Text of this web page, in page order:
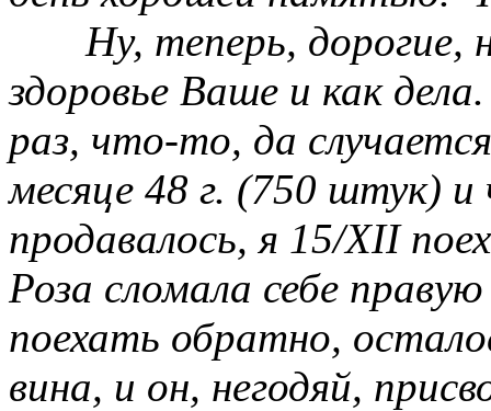
Ну, теперь,
здоровье Ваше и как
раз, что-то, да
месяце 48 г. (750 штук) и
продавалось, я 15/XII
Роза сломала себе
поехать обратно,
вина, и он, негодяй,